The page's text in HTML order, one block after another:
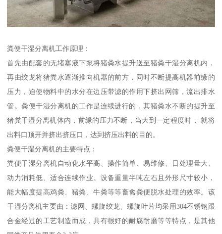
粪便干湿分离机工作原理：
首先由配套的无堵塞液下泵将猪粪水提升送至猪粪干湿分离机内，
再由绞龙将猪粪水逐渐推向机器的前方，同时不断提高机器前缘的
压力，迫使物料中的水分在边压带滤的作用下挤出网筛，流出排水
管。粪便干湿分离机的工作是连续进行的，其猪粪水不断的提升至
猪粪干湿分离机体内，前缘的压力不断，当大到一定程度时， 就将
出料口顶开并挤出挤压口，达到挤压出料的目的。
粪便干湿分离机的主要特点：
粪便干湿分离机自动化水平高、操作简单、易维修、日处理量大、
动力消耗低、适合连续作业。设备重量半吨左右且外形尺寸较小，
能大幅度提高鸡粪、猪粪、牛粪等等畜禽粪便脱水处理的效率。该
干湿分离机主要由：滤网、螺旋绞龙、螺旋叶片均采用304不锈钢跟
合金经过的工艺制造而成，具有很好的耐腐耐磨等等特点，是其他